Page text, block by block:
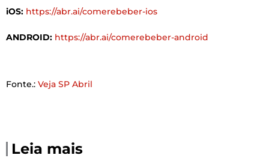
iOS: https://abr.ai/comerebeber-ios
ANDROID: https://abr.ai/comerebeber-android
Fonte.: Veja SP Abril
Leia mais